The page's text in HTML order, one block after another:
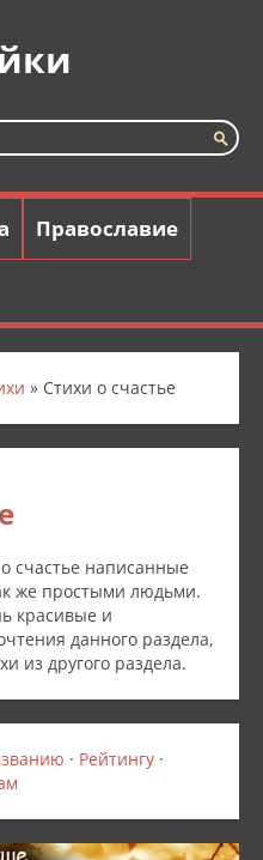
Православие
» Стихи о счастье
счастье написанные
же простыми людьми.
красивые и
данного раздела,
из другого раздела.
· Рейтингу ·